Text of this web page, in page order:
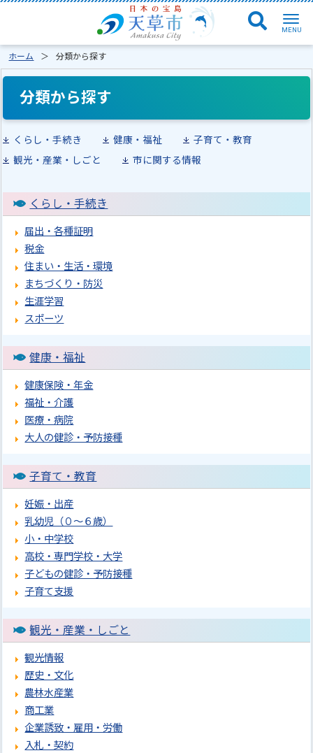
ホーム 分類から探す
分類から探す
くらし・手続き 健康・福祉
子育て・教育
観光・産業・しごと
市に関する情報
くらし・手続き
届出・各種証明
税金
住まい・生活・環境
まちづくり・防災
生涯学習
スポーツ
健康・福祉
健康保険・年金
福祉・介護
医療・病院
大人の健診・予防接種
子育て・教育
妊娠・出産
乳幼児（０～６歳）
小・中学校
高校・専門学校・大学
子どもの健診・予防接種
子育て支援
観光・産業・しごと
観光情報
歴史・文化
農林水産業
商工業
企業誘致・雇用・労働
入札・契約